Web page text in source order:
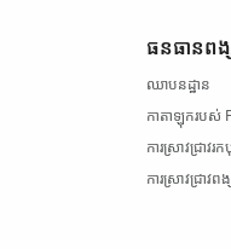
ធនធាន​ព
ឈាបនដ្ឋាន
កាតាឡុក​របស់
ការស្រាវជ្រាវ​រ
ការស្រាវជ្រាវ​ព